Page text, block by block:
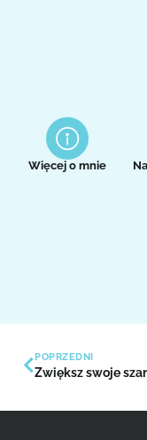
Więcej o mnie
POPRZEDNI
Zwiększ swoje